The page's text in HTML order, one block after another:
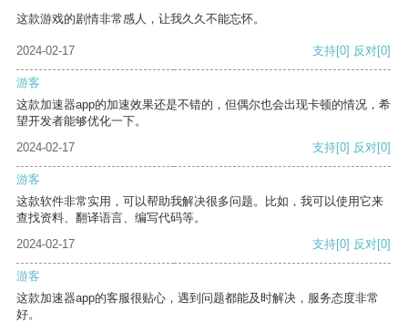
这款游戏的剧情非常感人，让我久久不能忘怀。
2024-02-17 支持[0] 反对[0]
游客
这款加速器app的加速效果还是不错的，但偶尔也会出现卡顿的情况，希
望开发者能够优化一下。
2024-02-17
支持[0] 反对[0]
游客
这款软件非常实用，可以帮助我解决很多问题。比如，我可以使用它来
查找资料、翻译语言、编写代码等。
2024-02-17
支持[0] 反对[0]
游客
这款加速器app的客服很贴心，遇到问题都能及时解决，服务态度非常
好。